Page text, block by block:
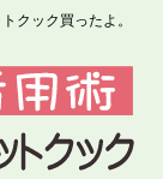
クック買ったよ。